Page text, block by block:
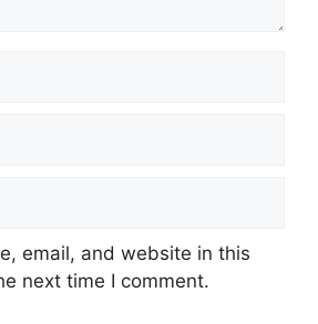
email, and website in this
next time I comment.